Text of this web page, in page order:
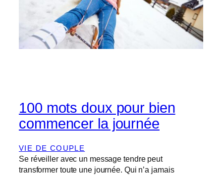
100 mots doux pour bien
commencer la journée
VIE DE COUPLE
Se réveiller avec un message tendre peut
transformer toute une journée. Qui n’a jamais